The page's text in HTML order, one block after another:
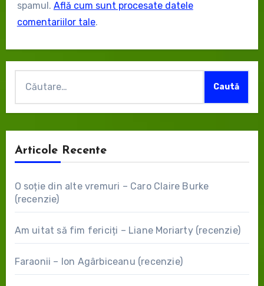
spamul. Află cum sunt procesate datele
comentariilor tale.
Articole Recente
O soție din alte vremuri – Caro Claire Burke
(recenzie)
Am uitat să fim fericiți – Liane Moriarty (recenzie)
Faraonii – Ion Agârbiceanu (recenzie)